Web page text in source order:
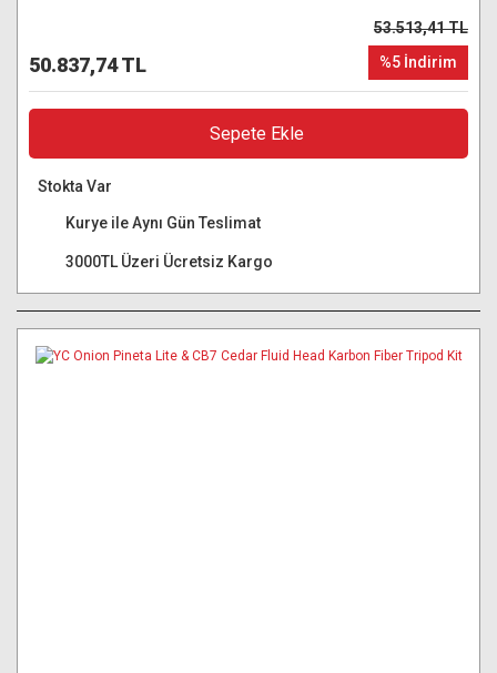
50.837,74 TL
53.513,41 TL
%5 İndirim
Sepete Ekle
Stokta Var
Kurye ile Aynı Gün Teslimat
3000TL Üzeri Ücretsiz Kargo